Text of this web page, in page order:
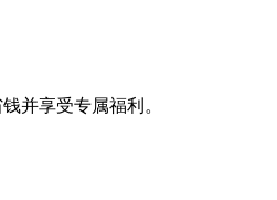
并享受专属福利。